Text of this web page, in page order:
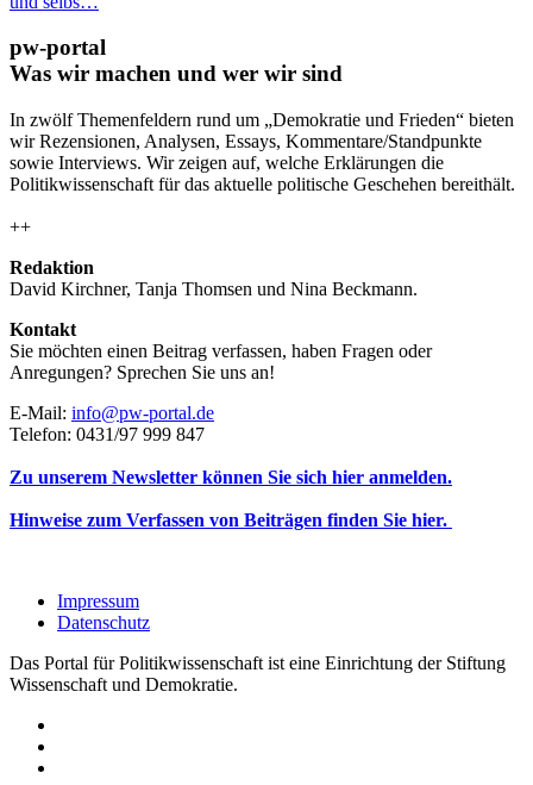
pw-portal
Was wir machen und wer wir sind
In zwölf Themenfeldern rund um „Demokratie und Frieden“ bieten
wir Rezensionen, Analysen, Essays, Kommentare/Standpunkte
sowie Interviews. Wir zeigen auf, welche Erklärungen die
Politikwissenschaft für das aktuelle politische Geschehen bereithält.
++
Redaktion
David Kirchner, Tanja Thomsen und Nina Beckmann.
Kontakt
Sie möchten einen Beitrag verfassen, haben Fragen oder
Anregungen? Sprechen Sie uns an!
E-Mail: info@pw-portal.de
Telefon: 0431/97 999 847
Zu unserem Newsletter können Sie sich hier anmelden.
Hinweise zum Verfassen von Beiträgen finden Sie hier.
Impressum
Datenschutz
Das Portal für Politikwissenschaft ist eine Einrichtung der Stiftung
Wissenschaft und Demokratie.